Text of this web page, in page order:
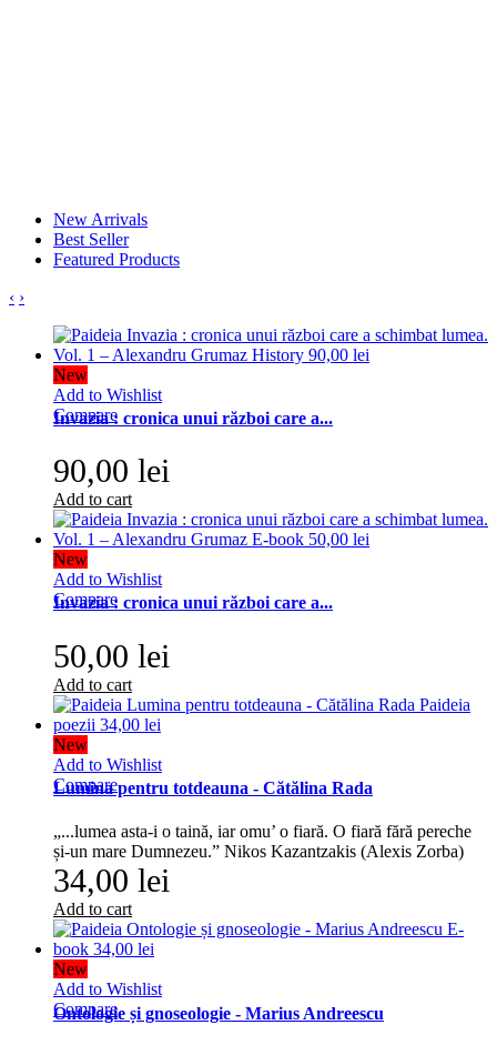
New Arrivals
Best Seller
Featured Products
‹ ›
New
Add to Wishlist
Compare
Invazia : cronica unui război care a...
90,00 lei
Add to cart
New
Add to Wishlist
Compare
Invazia : cronica unui război care a...
50,00 lei
Add to cart
New
Add to Wishlist
Compare
Lumina pentru totdeauna - Cătălina Rada
„...lumea asta-i o taină, iar omu’ o fiară. O fiară fără pereche
și-un mare Dumnezeu.” Nikos Kazantzakis (Alexis Zorba)
34,00 lei
Add to cart
New
Add to Wishlist
Compare
Ontologie și gnoseologie - Marius Andreescu